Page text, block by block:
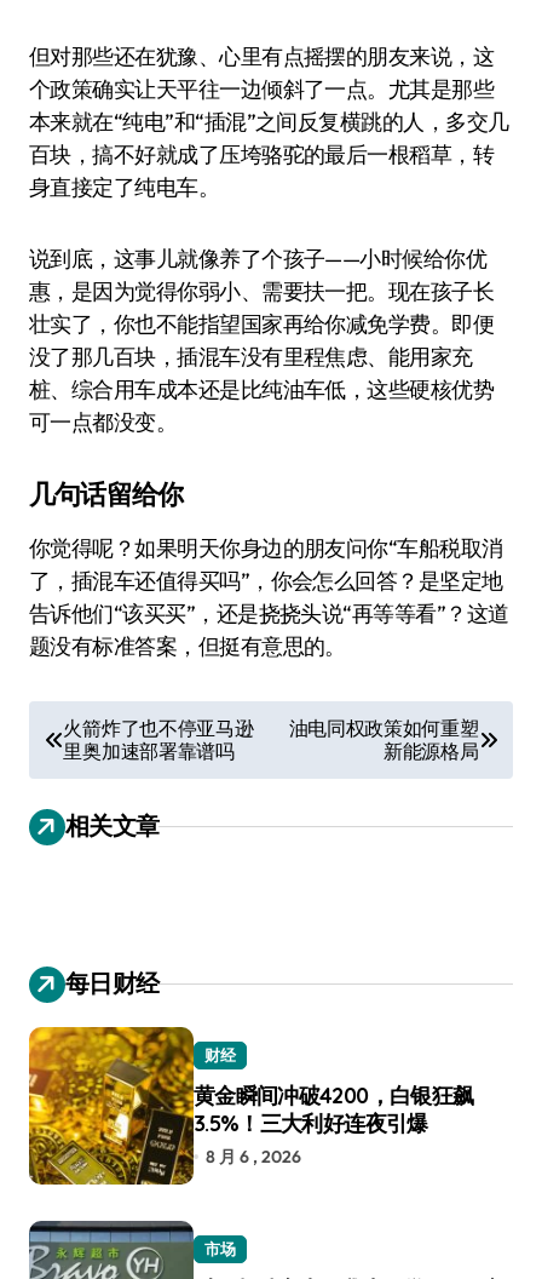
但对那些还在犹豫、心里有点摇摆的朋友来说，这
个政策确实让天平往一边倾斜了一点。尤其是那些
本来就在“纯电”和“插混”之间反复横跳的人，多交几
百块，搞不好就成了压垮骆驼的最后一根稻草，转
身直接定了纯电车。
说到底，这事儿就像养了个孩子——小时候给你优
惠，是因为觉得你弱小、需要扶一把。现在孩子长
壮实了，你也不能指望国家再给你减免学费。即便
没了那几百块，插混车没有里程焦虑、能用家充
桩、综合用车成本还是比纯油车低，这些硬核优势
可一点都没变。
几句话留给你
你觉得呢？如果明天你身边的朋友问你“车船税取消
了，插混车还值得买吗”，你会怎么回答？是坚定地
告诉他们“该买买”，还是挠挠头说“再等等看”？这道
题没有标准答案，但挺有意思的。
章
导
航
火箭炸了也不停亚马逊
里奥加速部署靠谱吗
油电同权政策如何重塑
新能源格局
相关文章
每日财经
财经
黄金瞬间冲破4200，白银狂飙
3.5%！三大利好连夜引爆
8 月 6 , 2026
市场